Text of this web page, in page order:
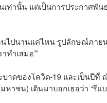
ท่านั้น แต่เป็นการประกาศพัน
านไปนานแค่ไหน รูปลักษณ์ภาย
ทำเสมอ”
าดของโควิด-19 และเป็นปีที่
าชน) เดินมาบอกเธอว่า “รีแ